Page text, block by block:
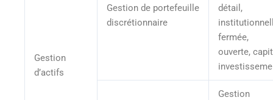
Gestion
d’actifs
Gestion de portefeuille
discrétionnaire
détail,
fermée,
ouverte,
Gestion